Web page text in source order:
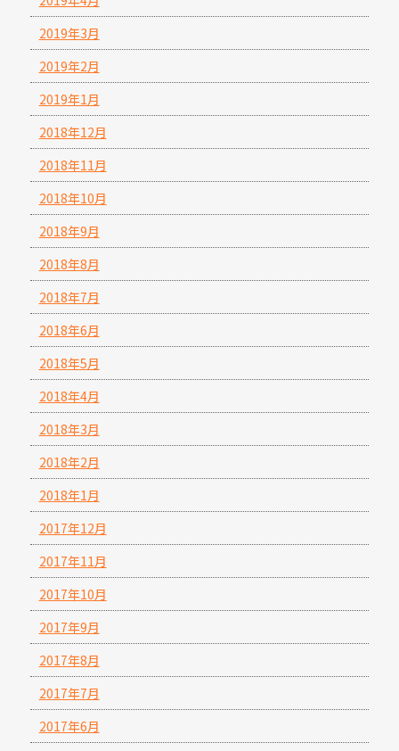
2019年3月
2019年2月
2019年1月
2018年12月
2018年11月
2018年10月
2018年9月
2018年8月
2018年7月
2018年6月
2018年5月
2018年4月
2018年3月
2018年2月
2018年1月
2017年12月
2017年11月
2017年10月
2017年9月
2017年8月
2017年7月
2017年6月